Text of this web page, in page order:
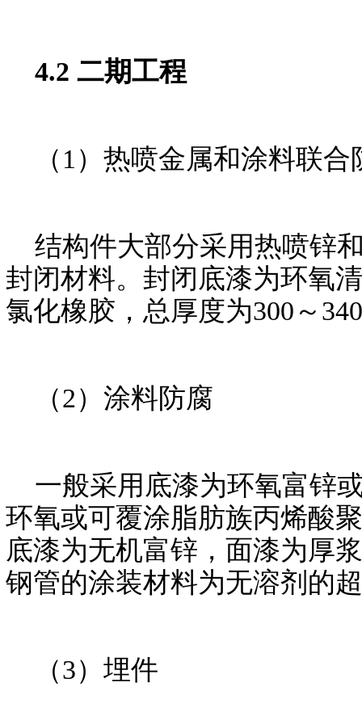
4.2 二期工程
（1）热喷金属和涂料联合
结构件大部分采用热喷锌
封闭材料。封闭底漆为环氧
氯化橡胶，总厚度为300～
（2）涂料防腐
一般采用底漆为环氧富锌
环氧或可覆涂脂肪族丙烯酸
底漆为无机富锌，面漆为厚
钢管的涂装材料为无溶剂的
（3）埋件